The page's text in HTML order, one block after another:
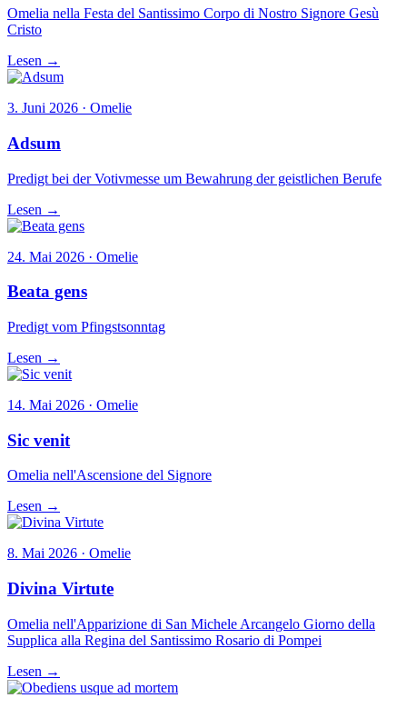
Omelia nella Festa del Santissimo Corpo di Nostro Signore Gesù
Cristo
Lesen →
3. Juni 2026 · Omelie
Adsum
Predigt bei der Votivmesse um Bewahrung der geistlichen Berufe
Lesen →
24. Mai 2026 · Omelie
Beata gens
Predigt vom Pfingstsonntag
Lesen →
14. Mai 2026 · Omelie
Sic venit
Omelia nell'Ascensione del Signore
Lesen →
8. Mai 2026 · Omelie
Divina Virtute
Omelia nell'Apparizione di San Michele Arcangelo Giorno della
Supplica alla Regina del Santissimo Rosario di Pompei
Lesen →